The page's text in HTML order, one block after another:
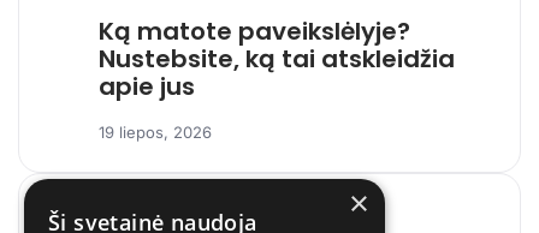
Ką matote paveikslėlyje?
Nustebsite, ką tai atskleidžia
apie jus
19 liepos, 2026
10 LIETUVOS DIENA ×
Ši svetainė naudoja